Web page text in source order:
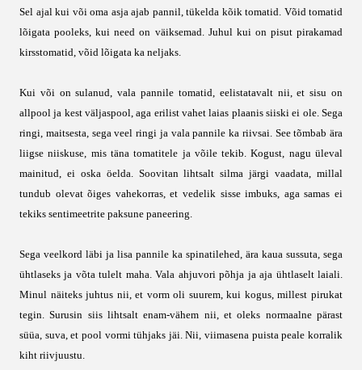
Sel ajal kui või oma asja ajab pannil, tükelda kõik tomatid. Võid tomatid
lõigata pooleks, kui need on väiksemad. Juhul kui on pisut pirakamad
kirsstomatid, võid lõigata ka neljaks.
Kui või on sulanud, vala pannile tomatid, eelistatavalt nii, et sisu on
allpool ja kest väljaspool, aga erilist vahet laias plaanis siiski ei ole. Sega
ringi, maitsesta, sega veel ringi ja vala pannile ka riivsai. See tõmbab ära
liigse niiskuse, mis täna tomatitele ja võile tekib. Kogust, nagu üleval
mainitud, ei oska öelda. Soovitan lihtsalt silma järgi vaadata, millal
tundub olevat õiges vahekorras, et vedelik sisse imbuks, aga samas ei
tekiks sentimeetrite paksune paneering.
Sega veelkord läbi ja lisa pannile ka spinatilehed, ära kaua sussuta, sega
ühtlaseks ja võta tulelt maha. Vala ahjuvori põhja ja aja ühtlaselt laiali.
Minul näiteks juhtus nii, et vorm oli suurem, kui kogus, millest pirukat
tegin. Surusin siis lihtsalt enam-vähem nii, et oleks normaalne pärast
süüa, suva, et pool vormi tühjaks jäi. Nii, viimasena puista peale korralik
kiht riivjuustu.